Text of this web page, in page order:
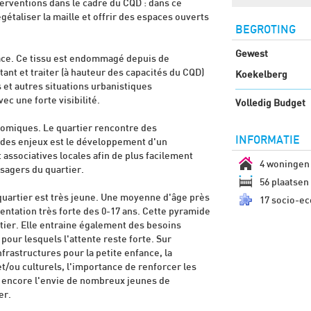
dans le cadre du CQD : dans ce
la maille et offrir des espaces ouverts
Ce tissu est endommagé depuis de
et traiter (à hauteur des capacités du CQD)
et autres situations urbanistiques
une forte visibilité.
Le quartier rencontre des
enjeux est le développement d'un
locales afin de plus facilement
du quartier.
est très jeune. Une moyenne d'âge près
très forte des 0-17 ans. Cette pyramide
Elle entraine également des besoins
lesquels l'attente reste forte. Sur
pour la petite enfance, la
ou culturels, l'importance de renforcer les
l'envie de nombreux jeunes de
BEGROTING
Gewest
Koekelberg
Volledig Budget
INFORMATIE
4 woningen
56
17 socio-